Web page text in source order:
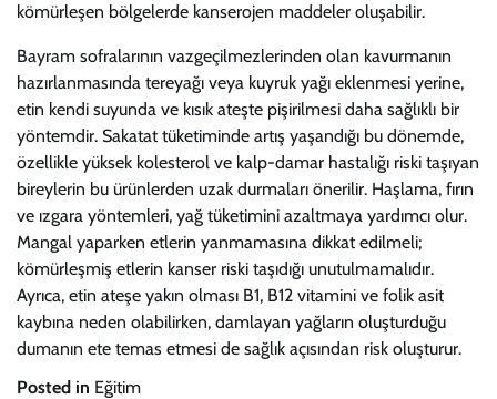
kömürleşen bölgelerde kanserojen maddeler oluşabilir.
Bayram sofralarının vazgeçilmezlerinden olan kavurmanın
hazırlanmasında tereyağı veya kuyruk yağı eklenmesi yerine,
etin kendi suyunda ve kısık ateşte pişirilmesi daha sağlıklı bir
yöntemdir. Sakatat tüketiminde artış yaşandığı bu dönemde,
özellikle yüksek kolesterol ve kalp-damar hastalığı riski taşıyan
bireylerin bu ürünlerden uzak durmaları önerilir. Haşlama, fırın
ve ızgara yöntemleri, yağ tüketimini azaltmaya yardımcı olur.
Mangal yaparken etlerin yanmamasına dikkat edilmeli;
kömürleşmiş etlerin kanser riski taşıdığı unutulmamalıdır.
Ayrıca, etin ateşe yakın olması B1, B12 vitamini ve folik asit
kaybına neden olabilirken, damlayan yağların oluşturduğu
dumanın ete temas etmesi de sağlık açısından risk oluşturur.
Posted in Eğitim